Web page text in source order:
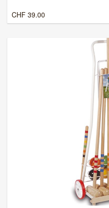
CHF 39.00